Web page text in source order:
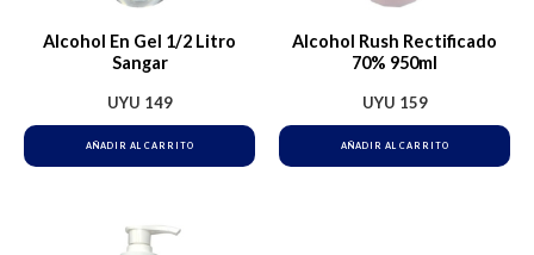
Alcohol En Gel 1/2 Litro
Sangar
UYU 149
AÑADIR AL CARRITO
Alcohol Rush Rectificado
70% 950ml
UYU 159
AÑADIR AL CARRITO